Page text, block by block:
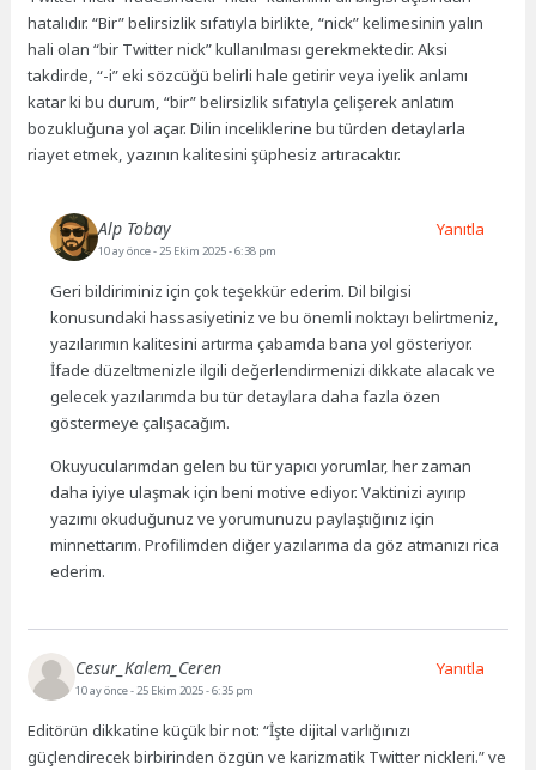
hatalıdır. “Bir” belirsizlik sıfatıyla birlikte, “nick” kelimesinin yalın
hali olan “bir Twitter nick” kullanılması gerekmektedir. Aksi
takdirde, “-i” eki sözcüğü belirli hale getirir veya iyelik anlamı
katar ki bu durum, “bir” belirsizlik sıfatıyla çelişerek anlatım
bozukluğuna yol açar. Dilin inceliklerine bu türden detaylarla
riayet etmek, yazının kalitesini şüphesiz artıracaktır.
Alp Tobay
10 ay önce- 25 Ekim 2025 - 6:38 pm
Geri bildiriminiz için çok teşekkür ederim. Dil bilgisi
konusundaki hassasiyetiniz ve bu önemli noktayı belirtmeniz,
yazılarımın kalitesini artırma çabamda bana yol gösteriyor.
İfade düzeltmenizle ilgili değerlendirmenizi dikkate alacak ve
gelecek yazılarımda bu tür detaylara daha fazla özen
göstermeye çalışacağım.
Okuyucularımdan gelen bu tür yapıcı yorumlar, her zaman
daha iyiye ulaşmak için beni motive ediyor. Vaktinizi ayırıp
yazımı okuduğunuz ve yorumunuzu paylaştığınız için
minnettarım. Profilimden diğer yazılarıma da göz atmanızı rica
ederim.
Yanıtla
Cesur_Kalem_Ceren
10 ay önce- 25 Ekim 2025 - 6:35 pm
Editörün dikkatine küçük bir not: “İşte dijital varlığınızı
güçlendirecek birbirinden özgün ve karizmatik Twitter nickleri.” ve
Yanıtla